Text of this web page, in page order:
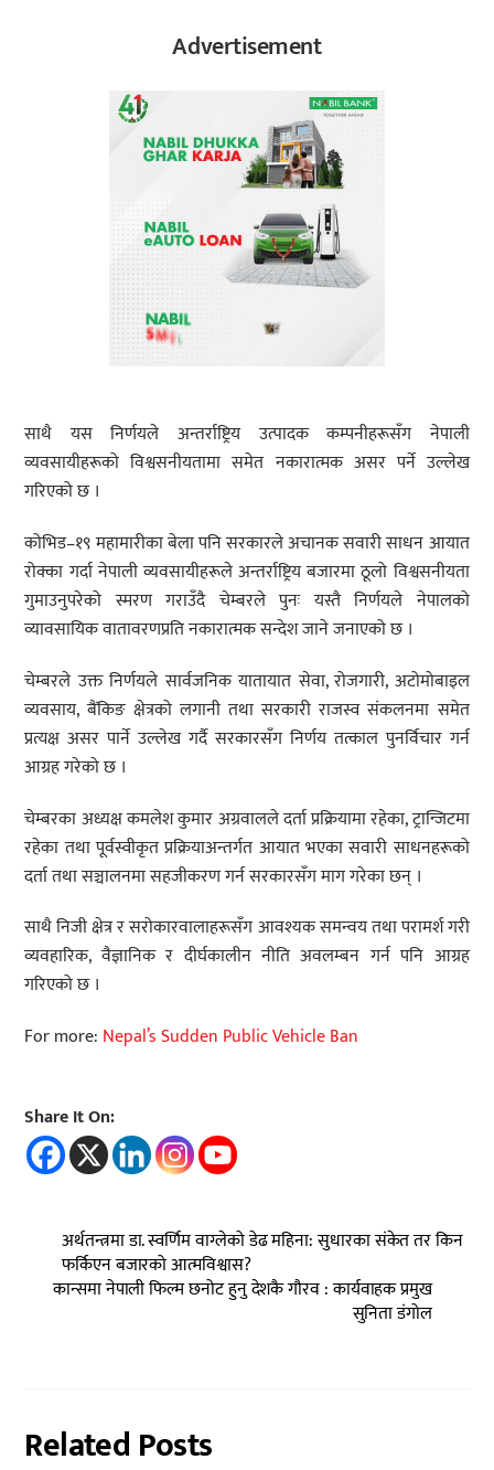
Advertisement
साथै यस निर्णयले अन्तर्राष्ट्रिय उत्पादक कम्पनीहरूसँग नेपाली
व्यवसायीहरूको विश्वसनीयतामा समेत नकारात्मक असर पर्ने उल्लेख
गरिएको छ ।
कोभिड–१९ महामारीका बेला पनि सरकारले अचानक सवारी साधन आयात
रोक्का गर्दा नेपाली व्यवसायीहरूले अन्तर्राष्ट्रिय बजारमा ठूलो विश्वसनीयता
गुमाउनुपरेको स्मरण गराउँदै चेम्बरले पुनः यस्तै निर्णयले नेपालको
व्यावसायिक वातावरणप्रति नकारात्मक सन्देश जाने जनाएको छ ।
चेम्बरले उक्त निर्णयले सार्वजनिक यातायात सेवा, रोजगारी, अटोमोबाइल
व्यवसाय, बैंकिङ क्षेत्रको लगानी तथा सरकारी राजस्व संकलनमा समेत
प्रत्यक्ष असर पार्ने उल्लेख गर्दै सरकारसँग निर्णय तत्काल पुनर्विचार गर्न
आग्रह गरेको छ ।
चेम्बरका अध्यक्ष कमलेश कुमार अग्रवालले दर्ता प्रक्रियामा रहेका, ट्रान्जिटमा
रहेका तथा पूर्वस्वीकृत प्रक्रियाअन्तर्गत आयात भएका सवारी साधनहरूको
दर्ता तथा सञ्चालनमा सहजीकरण गर्न सरकारसँग माग गरेका छन् ।
साथै निजी क्षेत्र र सरोकारवालाहरूसँग आवश्यक समन्वय तथा परामर्श गरी
व्यवहारिक, वैज्ञानिक र दीर्घकालीन नीति अवलम्बन गर्न पनि आग्रह
गरिएको छ ।
For more: Nepal’s Sudden Public Vehicle Ban
Share It On:
अर्थतन्त्रमा डा. स्वर्णिम वाग्लेको डेढ महिना: सुधारका संकेत तर किन
फर्किएन बजारको आत्मविश्वास?
कान्समा नेपाली फिल्म छनोट हुनु देशकै गौरव : कार्यवाहक प्रमुख
सुनिता डंगोल
Related Posts